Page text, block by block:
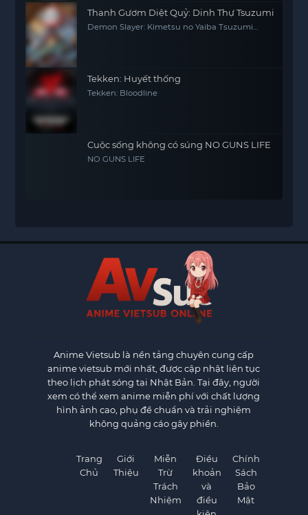
Thanh Gươm Diệt Quỷ: Dinh Thự Tsuzumi
Demon Slayer: Kimetsu no Yaiba Tsuzumi
Tekken: Huyết thống
Tekken: Bloodline
Cuộc sống không có súng NO GUNS LIFE
NO GUNS LIFE
Anime Vietsub là nền tảng chuyên cung cấp
anime vietsub mới nhất, được cập nhật liên tục
theo lịch phát sóng tại Nhật Bản. Tại đây, người
xem có thể xem anime miễn phí với chất lượng
hình ảnh cao, phụ đề chuẩn và trải nghiệm
không quảng cáo gây phiền.
Trang
Chủ
Giới
Thiệu
Miễn
Trừ
Trách
Nhiệm
Điều
khoản
và
điều
Chính
Sách
Bảo
Mật